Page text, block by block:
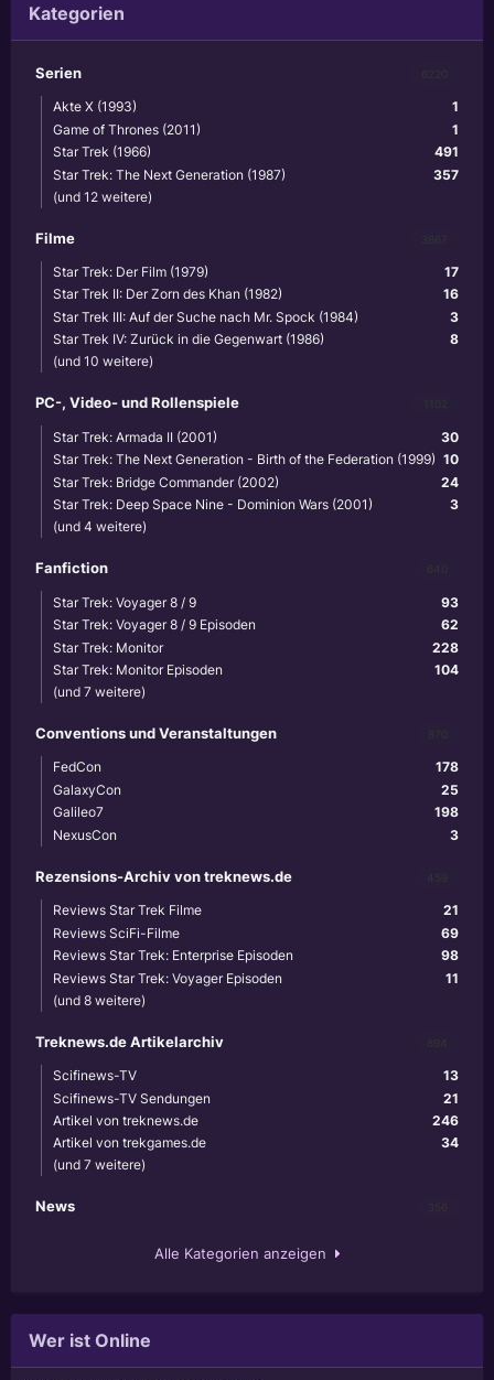
Kategorien
Serien
1
Akte X (1993)
1
Game of Thrones (2011)
491
Star Trek (1966)
357
Star Trek: The Next Generation (1987)
(und 12 weitere)
Filme
17
Star Trek: Der Film (1979)
16
Star Trek II: Der Zorn des Khan (1982)
3
Star Trek III: Auf der Suche nach Mr. Spock (1984)
8
Star Trek IV: Zurück in die Gegenwart (1986)
(und 10 weitere)
PC-, Video- und Rollenspiele
30
Star Trek: Armada II (2001)
10
Star Trek: The Next Generation - Birth of the Federation (1999)
24
Star Trek: Bridge Commander (2002)
3
Star Trek: Deep Space Nine - Dominion Wars (2001)
(und 4 weitere)
Fanfiction
93
Star Trek: Voyager 8 / 9
62
Star Trek: Voyager 8 / 9 Episoden
228
Star Trek: Monitor
104
Star Trek: Monitor Episoden
(und 7 weitere)
Conventions und Veranstaltungen
178
FedCon
25
GalaxyCon
198
Galileo7
3
NexusCon
Rezensions-Archiv von treknews.de
21
Reviews Star Trek Filme
69
Reviews SciFi-Filme
98
Reviews Star Trek: Enterprise Episoden
11
Reviews Star Trek: Voyager Episoden
(und 8 weitere)
Treknews.de Artikelarchiv
13
Scifinews-TV
21
Scifinews-TV Sendungen
246
Artikel von treknews.de
34
Artikel von trekgames.de
(und 7 weitere)
News
Alle Kategorien anzeigen
Wer ist Online